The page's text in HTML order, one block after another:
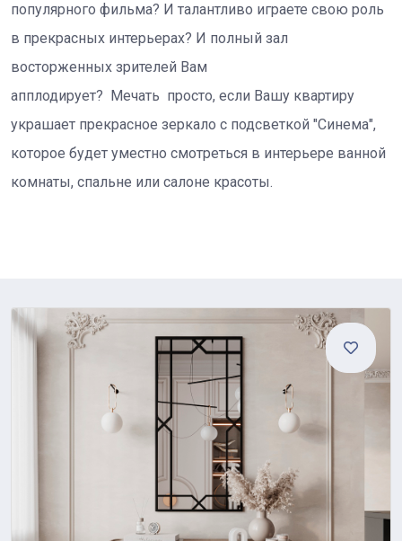
популярного фильма? И талантливо играете свою роль
в прекрасных интерьерах? И полный зал
восторженных зрителей Вам
апплодирует? Мечать просто, если Вашу квартиру
украшает прекрасное зеркало с подсветкой "Синема",
которое будет уместно смотреться в интерьере ванной
комнаты, спальне или салоне красоты.